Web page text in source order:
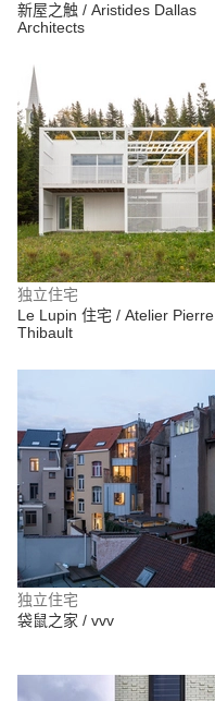
新屋之触 / Aristides Dallas
Architects
独立住宅
Le Lupin 住宅 / Atelier Pierre
Thibault
独立住宅
袋鼠之家 / vvv